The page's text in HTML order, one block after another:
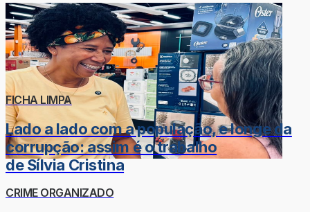
FICHA LIMPA
Lado a lado com a população, e longe da
corrupção: assim é o trabalho
de Sílvia Cristina
CRIME ORGANIZADO